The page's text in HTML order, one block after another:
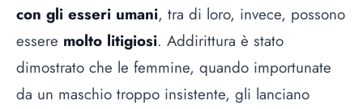
con gli esseri umani, tra di loro, invece, possono
essere molto litigiosi. Addirittura è stato
dimostrato che le femmine, quando importunate
da un maschio troppo insistente, gli lanciano